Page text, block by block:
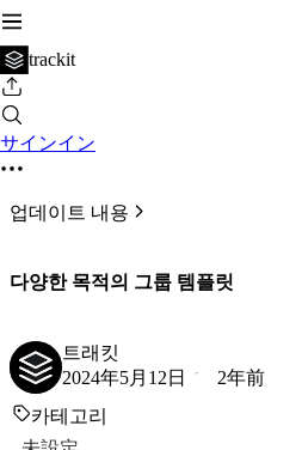
trackit
サインイン
업데이트 내용
다양한 목적의 그룹 템플릿
트래킷
2024年5月12日
2年前
카테고리